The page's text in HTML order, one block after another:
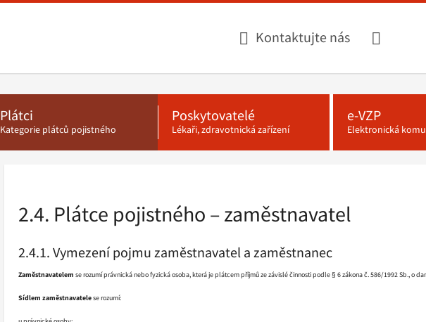
Kontaktujte nás
Plátci
Kategorie plátců pojistného
Poskytovatelé
Lékaři, zdravotnická zařízení
e-VZP
Elektronická
2.4. Plátce pojistného – zaměstnavatel
2.4.1. Vymezení pojmu zaměstnavatel a zaměstnanec
Zaměstnavatelem se rozumí právnická nebo fyzická osoba, která je plátcem příjmů ze závislé činnosti podle § 6 zákona č. 586/1992 Sb., o
Sídlem zaměstnavatelese rozumí: